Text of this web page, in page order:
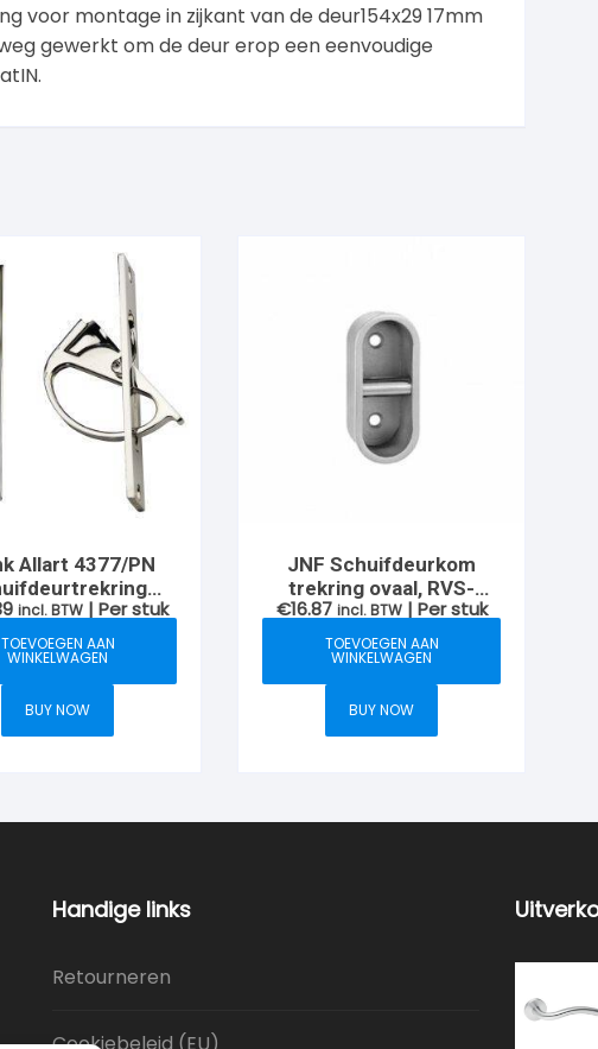
voor montage in zijkant van de deur154x29 17mm
gewerkt om de deur erop een eenvoudige
Allart 4377/PN
Nikkel-glans
incl. BTW | Per stuk
TOEVOEGEN AAN
WINKELWAGEN
BUY NOW
JNF Schuifdeurkom
trekring ovaal, RVS-
geborsteld
€16.87 incl. BTW | Per stuk
TOEVOEGEN AAN
WINKELWAGEN
BUY NOW
Handige links
Retourneren
Cookiebeleid (EU)